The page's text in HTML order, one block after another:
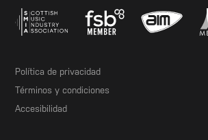
Política de privacidad
Términos y condiciones
Accesibilidad